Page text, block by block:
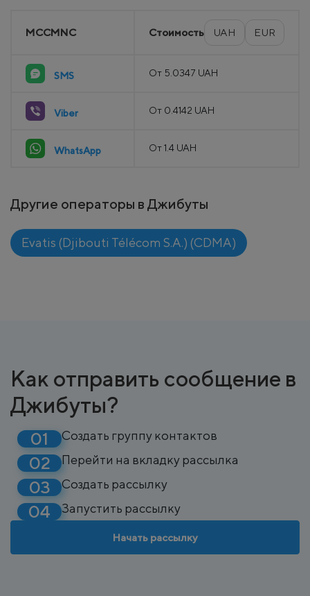
MCCMNC Стоимость UAH EUR
SMS От 5.0347 UAH
Viber От 0.4142 UAH
WhatsApp От 1.4 UAH
Другие операторы в Джибуты
Evatis (Djibouti Télécom S.A.) (CDMA)
Как отправить сообщение в
Джибуты?
Создать группу контактов
Перейти на вкладку рассылка
Создать рассылку
Запустить рассылку
Начать рассылку